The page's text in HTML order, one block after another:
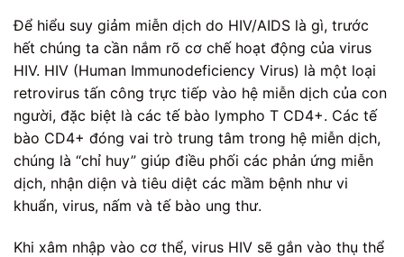
Để hiểu suy giảm miễn dịch do HIV/AIDS là gì, trước
hết chúng ta cần nắm rõ cơ chế hoạt động của virus
HIV. HIV (Human Immunodeficiency Virus) là một loại
retrovirus tấn công trực tiếp vào hệ miễn dịch của con
người, đặc biệt là các tế bào lympho T CD4+. Các tế
bào CD4+ đóng vai trò trung tâm trong hệ miễn dịch,
chúng là “chỉ huy” giúp điều phối các phản ứng miễn
dịch, nhận diện và tiêu diệt các mầm bệnh như vi
khuẩn, virus, nấm và tế bào ung thư.
Khi xâm nhập vào cơ thể, virus HIV sẽ gắn vào thụ thể